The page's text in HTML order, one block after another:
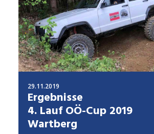
29.11.2019
Ergebnisse
4. Lauf OÖ-Cup 2019
Wartberg